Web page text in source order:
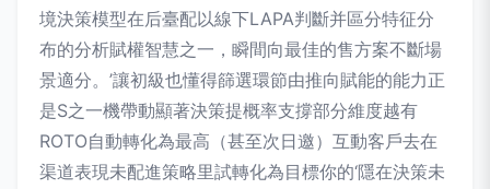
境決策模型在后臺配以線下LAPA判斷并區分特征分
布的分析賦權智慧之一，瞬間向最佳的售方案不斷場
景適分。’讓初級也懂得篩選環節由推向賦能的能力正
是S之一機帶動顯著決策提概率支撐部分維度越有
ROTO自動轉化為最高（甚至次日邀）互動客戶去在
渠道表現未配進策略里試轉化為目標你的‘隱在決策未